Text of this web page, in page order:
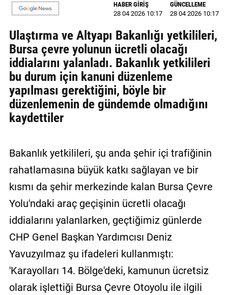
VİDEO
YAZARLAR
BİZE
ULAŞIN
Künye
İletişim
Politikası
HABER GİRİŞ
28 04 2026 10:17
GÜNCELLEME
28 04 2026 10:17
Ulaştırma ve Altyapı Bakanlığı yetkilileri,
Bursa çevre yolunun ücretli olacağı
iddialarını yalanladı. Bakanlık yetkilileri
bu durum için kanuni düzenleme
yapılması gerektiğini, böyle bir
düzenlemenin de gündemde olmadığını
kaydettiler
Bakanlık yetkilileri, şu anda şehir içi trafiğinin
rahatlamasına büyük katkı sağlayan ve bir
kısmı da şehir merkezinde kalan Bursa Çevre
Yolu'ndaki araç geçişinin ücretli olacağı
iddialarını yalanlarken, geçtiğimiz günlerde
CHP Genel Başkan Yardımcısı Deniz
Yavuzyılmaz şu ifadeleri kullanmıştı:
'Karayolları 14. Bölge'deki, kamunun ücretsiz
olarak işlettiği Bursa Çevre Otoyolu ile ilgili